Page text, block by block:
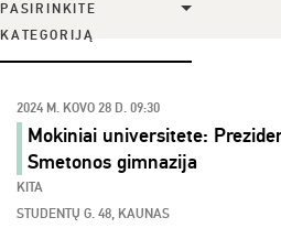
PASIRINKITE
KATEGORIJĄ
2024 M. KOVO 28 D. 09:30
Mokiniai universitete:
Smetonos gimnazija
KITA
STUDENTŲ G. 48, KAUNAS